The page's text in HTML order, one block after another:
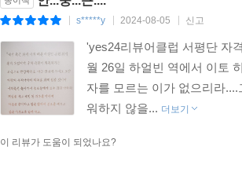
s*****y 2024-08-05 신고
'yes24리뷰어클럽 서평단 자
월 26일 하얼빈 역에서 이토
자를 모르는 이가 없으리라
워하지 않을... 더보기
이 리뷰가 도움이 되었나요?